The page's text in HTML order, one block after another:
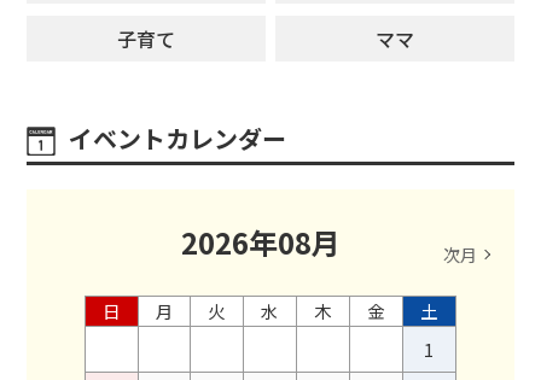
子育て
ママ
イベントカレンダー
2026年08月 次月
日 月 火 水 木 金
土
1